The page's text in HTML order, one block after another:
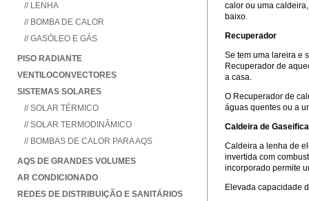
// LENHA
// BOMBA DE CALOR
// GASÓLEO E GÁS
PISO RADIANTE
VENTILOCONVECTORES
SISTEMAS SOLARES
// SOLAR TÉRMICO
// SOLAR TERMODINÂMICO
// BOMBAS DE CALOR PARA AQS
AQS DE GRANDES VOLUMES
AR CONDICIONADO
REDES DE DISTRIBUIÇÃO E SANITÁRIOS
calor ou uma
baixo.
Recuperador
Se tem uma lareira e
Recuperador de
a casa.
O Recuperador de
águas quentes ou a
Caldeira de
Caldeira a lenha de
invertida com
incorporado permite
Elevada capacidade